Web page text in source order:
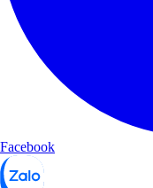
Facebook